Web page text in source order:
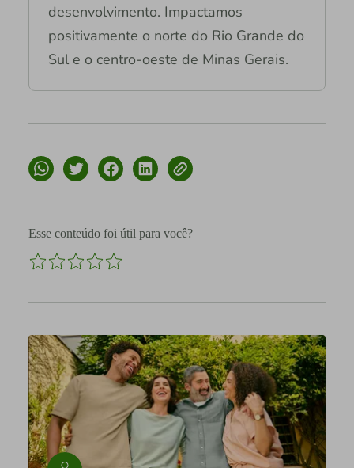
desenvolvimento. Impactamos
positivamente o norte do Rio Grande do
Sul e o centro-oeste de Minas Gerais.
Esse conteúdo foi útil para você?